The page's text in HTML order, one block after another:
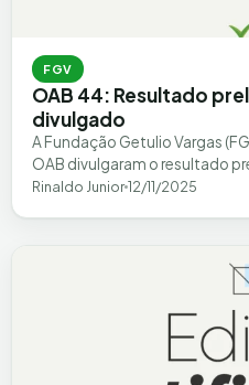
FGV
OAB 44: Resultado
divulgado
A Fundação Getulio Vargas
OAB divulgaram o resultado
prático-profissional) do exame
Rinaldo Junior12/11/2025